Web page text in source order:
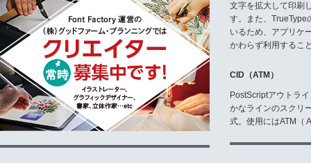
文字を拡大して印刷
す。また、TrueType
いるため、アプリケ
かわらず利用するこ
CID（ATM）
PostScriptアウトラ
かなラインのスクリ
式。使用にはATM（